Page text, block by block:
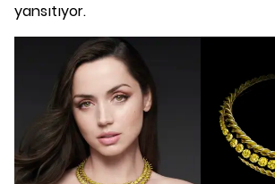
yansıtıyor.